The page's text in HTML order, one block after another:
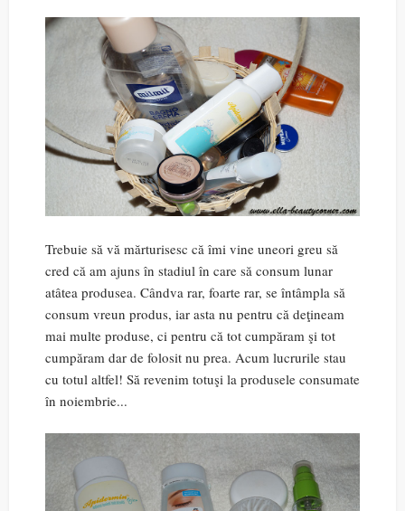
Trebuie să vă mărturisesc că îmi vine uneori greu să
cred că am ajuns în stadiul în care să consum lunar
atâtea produsea. Cândva rar, foarte rar, se întâmpla să
consum vreun produs, iar asta nu pentru că deţineam
mai multe produse, ci pentru că tot cumpăram şi tot
cumpăram dar de folosit nu prea. Acum lucrurile stau
cu totul altfel! Să revenim totuşi la produsele consumate
în noiembrie...